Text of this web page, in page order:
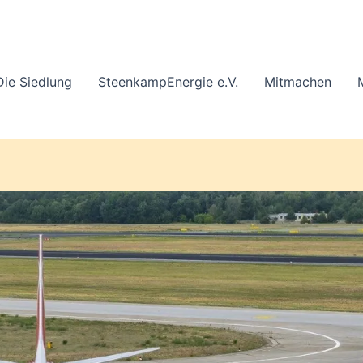
Siedlung SteenkampEnergie e.V. Mitmachen